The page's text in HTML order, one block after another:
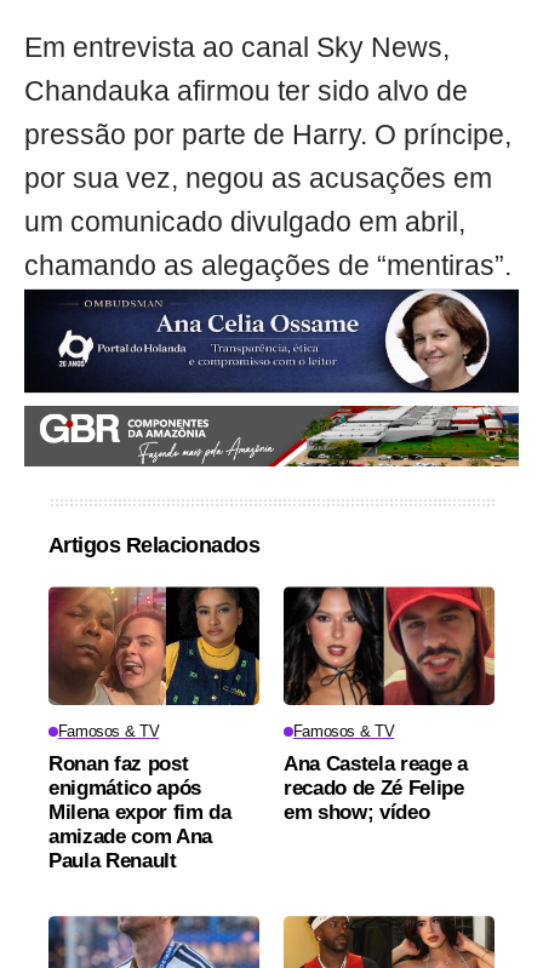
Em entrevista ao canal Sky News,
Chandauka afirmou ter sido alvo de
pressão por parte de Harry. O príncipe,
por sua vez, negou as acusações em
um comunicado divulgado em abril,
chamando as alegações de “mentiras”.
Artigos Relacionados
Famosos & TV
Ronan faz post
enigmático após
Milena expor fim da
amizade com Ana
Paula Renault
Famosos & TV
Ana Castela reage a
recado de Zé Felipe
em show; vídeo